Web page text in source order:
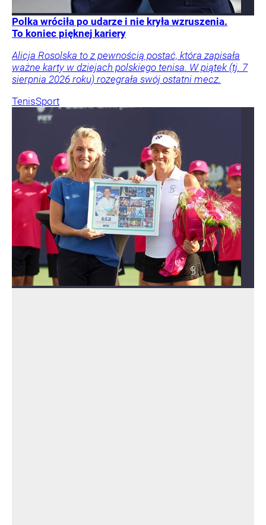
Polka wróciła po udarze i nie kryła wzruszenia.
To koniec pięknej kariery
Alicja Rosolska to z pewnością postać, która zapisała
ważne karty w dziejach polskiego tenisa. W piątek (tj. 7
sierpnia 2026 roku) rozegrała swój ostatni mecz.
TenisSport